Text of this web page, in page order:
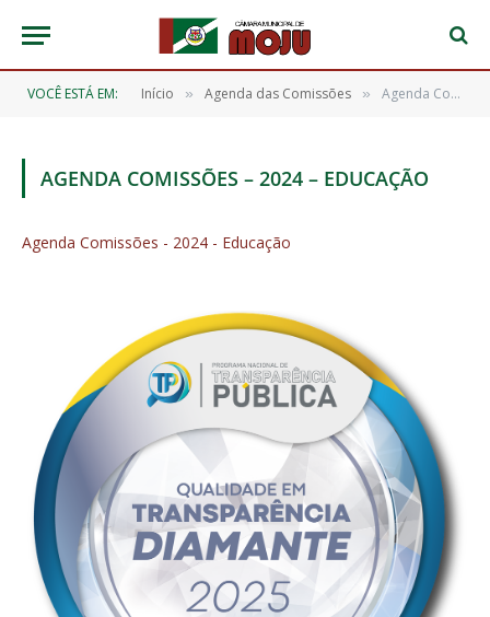
VOCÊ ESTÁ EM: Início » Agenda das Comissões » Agenda Comissões – 2024 – Educação
AGENDA COMISSÕES – 2024 – EDUCAÇÃO
Agenda Comissões - 2024 - Educação